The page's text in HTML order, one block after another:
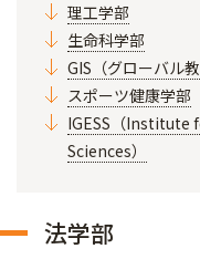
理工学部
生命科学部
GIS（グローバル教
スポーツ健康学部
IGESS（Institute
Sciences）
法学部